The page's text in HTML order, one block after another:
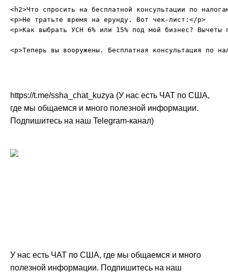
<h2>Что спросить на бесплатной консультации по
<p>Не тратьте время на ерунду. Вот чек-лист:</p>
<p>Как выбрать УСН 6% или 15% под мой бизнес?
https://t.me/ssha_chat_kuzya (У нас есть ЧАТ по США,
где мы общаемся и много полезной информации.
Подпишитесь на наш Telegram-канал)
У нас есть ЧАТ по США, где мы общаемся и много
полезной информации. Подпишитесь на наш